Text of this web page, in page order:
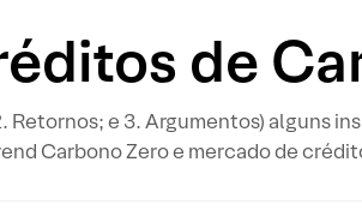
de
Retornos; e 3. Argumentos) alguns
Carbono Zero e mercado de